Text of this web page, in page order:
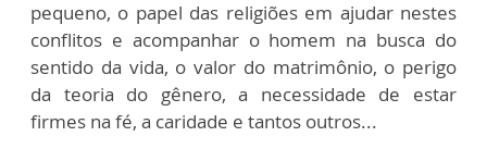
pequeno, o papel das religiões em ajudar nestes
conflitos e acompanhar o homem na busca do
sentido da vida, o valor do matrimônio, o perigo
da teoria do gênero, a necessidade de estar
firmes na fé, a caridade e tantos outros...